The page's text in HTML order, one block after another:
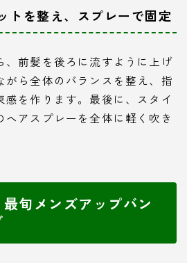
トを整え、スプレーで固定
、前髪を後ろに流すように上げ
がら全体のバランスを整え、指
感を作ります。最後に、スタイ
ヘアスプレーを全体に軽く吹き
最旬メンズアップバン